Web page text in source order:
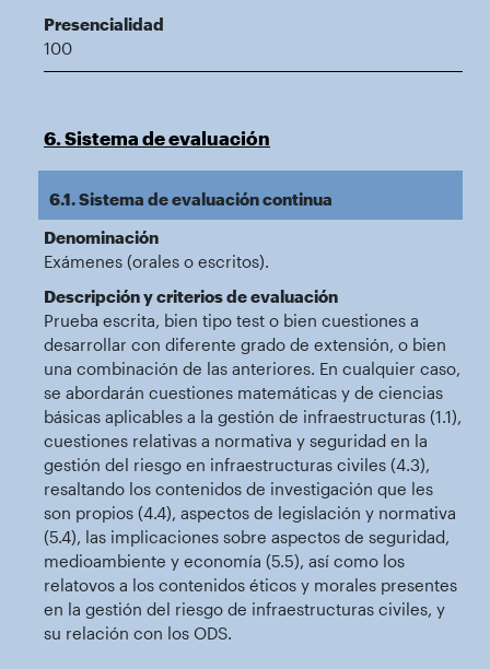
Presencialidad
100
6. Sistema de evaluación
6.1. Sistema de evaluación continua
Denominación
Exámenes (orales o escritos).
Descripción y criterios de evaluación
Prueba escrita, bien tipo test o bien cuestiones a
desarrollar con diferente grado de extensión, o bien
una combinación de las anteriores. En cualquier caso,
se abordarán cuestiones matemáticas y de ciencias
básicas aplicables a la gestión de infraestructuras (1.1),
cuestiones relativas a normativa y seguridad en la
gestión del riesgo en infraestructuras civiles (4.3),
resaltando los contenidos de investigación que les
son propios (4.4), aspectos de legislación y normativa
(5.4), las implicaciones sobre aspectos de seguridad,
medioambiente y economía (5.5), así como los
relatovos a los contenidos éticos y morales presentes
en la gestión del riesgo de infraestructuras civiles, y
su relación con los ODS.